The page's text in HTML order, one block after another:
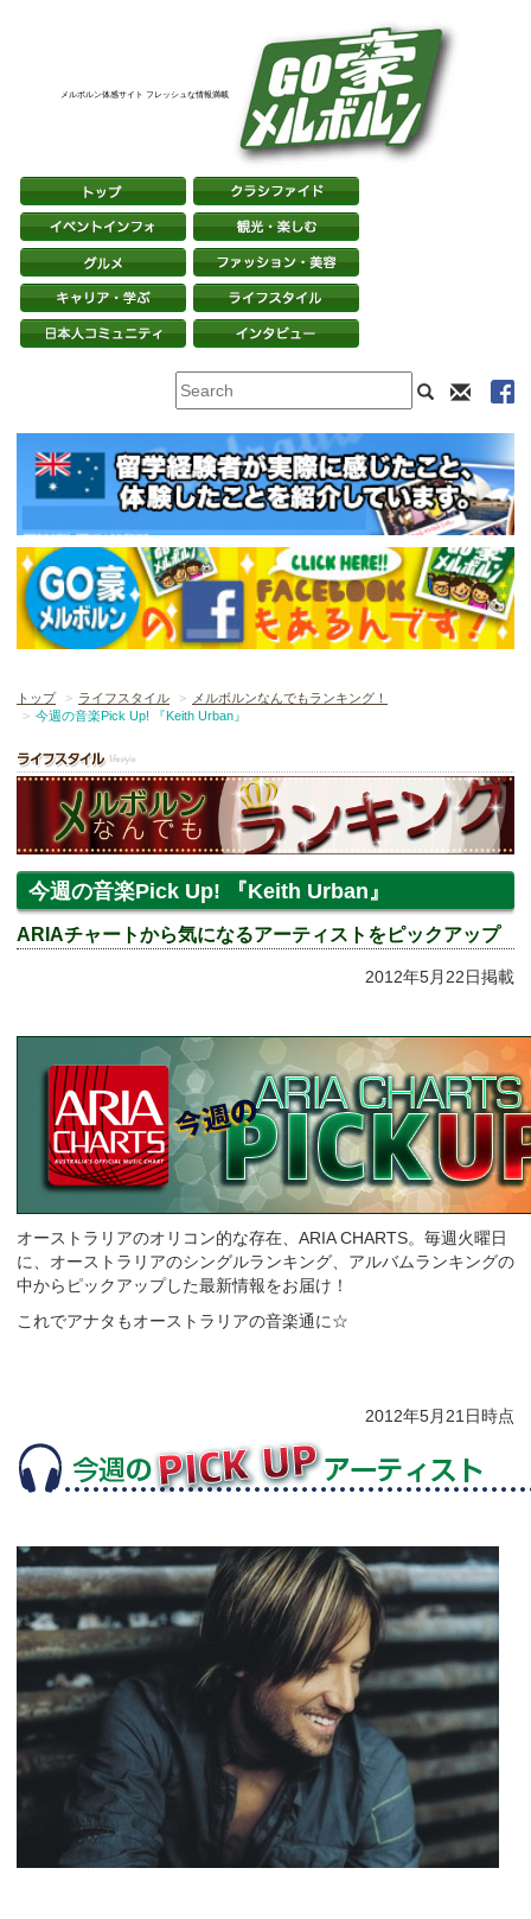
メルボルン体感サイト フレッシュな情報満載
トップ ライフスタイル
メルボルンなんでもランキング！
今週の音楽Pick Up! 『Keith Urban』
今週の音楽Pick Up! 『Keith Urban』
ARIAチャートから気になるアーティストをピックアップ
2012年5月22日掲載
オーストラリアのオリコン的な存在、ARIA CHARTS。毎週火曜日
に、オーストラリアのシングルランキング、アルバムランキングの
中からピックアップした最新情報をお届け！
これでアナタもオーストラリアの音楽通に☆
2012年5月21日時点